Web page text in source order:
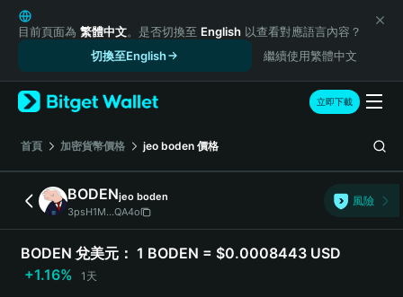
English
日本語
Русский
Español (Latinoamérica)
Türkçe
Italiano
Deutsch
简体中文
繁體中文
Português (Portugal)
Bahasa Indonesia
目前頁面為 繁體中文。是否切換至 English 以查看對應語言內容？
切換至English
繼續使用繁體中文
立即下載
首頁 加密貨幣價格 jeo boden 價格
BODENjeo boden
3psH1M...QA4o
風險
BODEN 兌美元： 1 BODEN = $0.0008443 USD
+1.16%
1天